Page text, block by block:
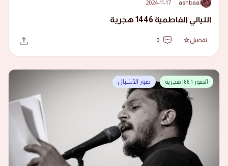
A
ashbaal
·
2024-11-17
الليالي الفاطمية 1446 هجرية
تفضيل 0
الصور ١٤٤٦ هجرية صور الأشبال